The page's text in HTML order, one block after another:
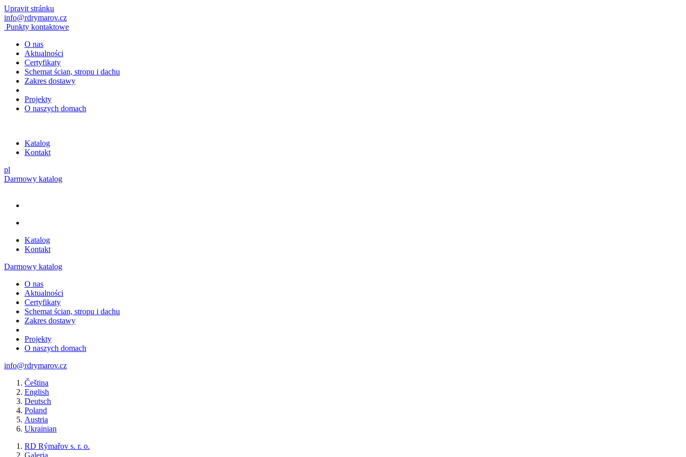
Upravit stránku
info@rdrymarov.cz
Punkty kontaktowe
O nas
Aktualności
Certyfikaty
Schemat ścian, stropu i dachu
Zakres dostawy
Projekty
O naszych domach
Katalog
Kontakt
pl
Darmowy katalog
Katalog
Kontakt
Darmowy katalog
O nas
Aktualności
Certyfikaty
Schemat ścian, stropu i dachu
Zakres dostawy
Projekty
O naszych domach
info@rdrymarov.cz
Čeština
English
Deutsch
Poland
Austria
Ukrainian
RD Rýmařov s. r. o.
Galeria